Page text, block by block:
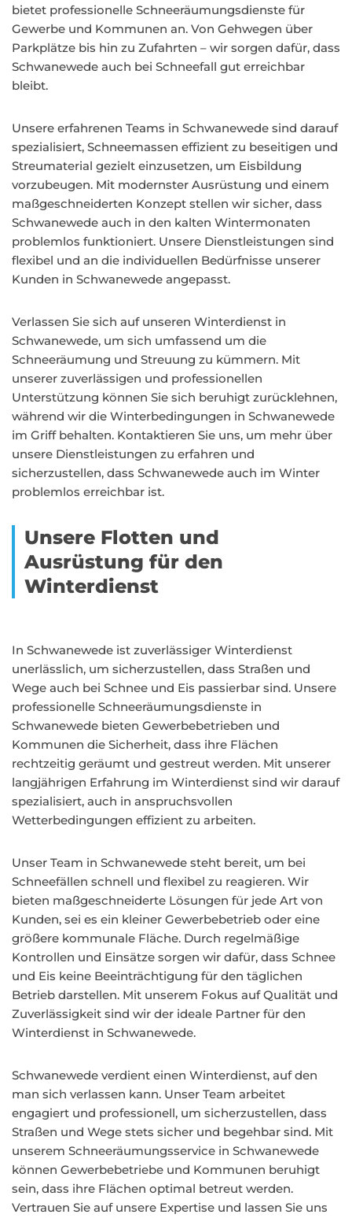
bietet professionelle Schneeräumungsdienste für
Gewerbe und Kommunen an. Von Gehwegen über
Parkplätze bis hin zu Zufahrten – wir sorgen dafür, dass
Schwanewede auch bei Schneefall gut erreichbar
bleibt.
Unsere erfahrenen Teams in Schwanewede sind darauf
spezialisiert, Schneemassen effizient zu beseitigen und
Streumaterial gezielt einzusetzen, um Eisbildung
vorzubeugen. Mit modernster Ausrüstung und einem
maßgeschneiderten Konzept stellen wir sicher, dass
Schwanewede auch in den kalten Wintermonaten
problemlos funktioniert. Unsere Dienstleistungen sind
flexibel und an die individuellen Bedürfnisse unserer
Kunden in Schwanewede angepasst.
Verlassen Sie sich auf unseren Winterdienst in
Schwanewede, um sich umfassend um die
Schneeräumung und Streuung zu kümmern. Mit
unserer zuverlässigen und professionellen
Unterstützung können Sie sich beruhigt zurücklehnen,
während wir die Winterbedingungen in Schwanewede
im Griff behalten. Kontaktieren Sie uns, um mehr über
unsere Dienstleistungen zu erfahren und
sicherzustellen, dass Schwanewede auch im Winter
problemlos erreichbar ist.
Unsere Flotten und
Ausrüstung für den
Winterdienst
In Schwanewede ist zuverlässiger Winterdienst
unerlässlich, um sicherzustellen, dass Straßen und
Wege auch bei Schnee und Eis passierbar sind. Unsere
professionelle Schneeräumungsdienste in
Schwanewede bieten Gewerbebetrieben und
Kommunen die Sicherheit, dass ihre Flächen
rechtzeitig geräumt und gestreut werden. Mit unserer
langjährigen Erfahrung im Winterdienst sind wir darauf
spezialisiert, auch in anspruchsvollen
Wetterbedingungen effizient zu arbeiten.
Unser Team in Schwanewede steht bereit, um bei
Schneefällen schnell und flexibel zu reagieren. Wir
bieten maßgeschneiderte Lösungen für jede Art von
Kunden, sei es ein kleiner Gewerbebetrieb oder eine
größere kommunale Fläche. Durch regelmäßige
Kontrollen und Einsätze sorgen wir dafür, dass Schnee
und Eis keine Beeinträchtigung für den täglichen
Betrieb darstellen. Mit unserem Fokus auf Qualität und
Zuverlässigkeit sind wir der ideale Partner für den
Winterdienst in Schwanewede.
Schwanewede verdient einen Winterdienst, auf den
man sich verlassen kann. Unser Team arbeitet
engagiert und professionell, um sicherzustellen, dass
Straßen und Wege stets sicher und begehbar sind. Mit
unserem Schneeräumungsservice in Schwanewede
können Gewerbebetriebe und Kommunen beruhigt
sein, dass ihre Flächen optimal betreut werden.
Vertrauen Sie auf unsere Expertise und lassen Sie uns